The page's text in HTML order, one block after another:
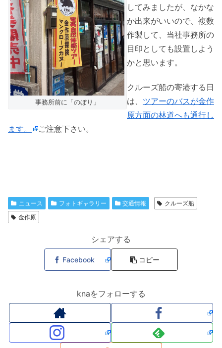
事務所前に「のぼり」
してみましたが、なかな
か出来がいいので、複数
作製して、当社事務所の
目印としても設置しよう
かと思います。
クルーズ船の寄港する日
は、 ツアーのバスが金作
原方面の林道へも通行し
ます。
ご注意下さい。
ニュース フォトギャラリー 交通情報
クルーズ船
金作原
シェアする
Facebook コピー
knaをフォローする